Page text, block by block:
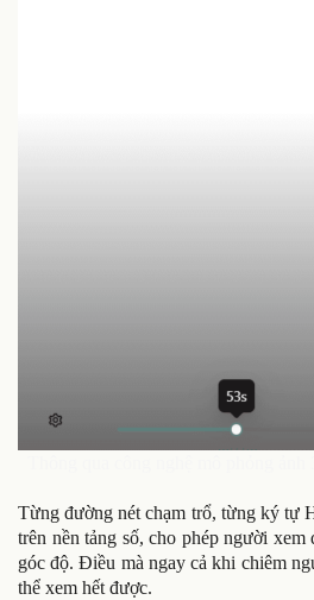
Từng đường nét chạm trổ, từng ký tự
trên nền tảng số, cho phép người
góc độ. Điều mà ngay cả khi chiêm
thể xem hết được.